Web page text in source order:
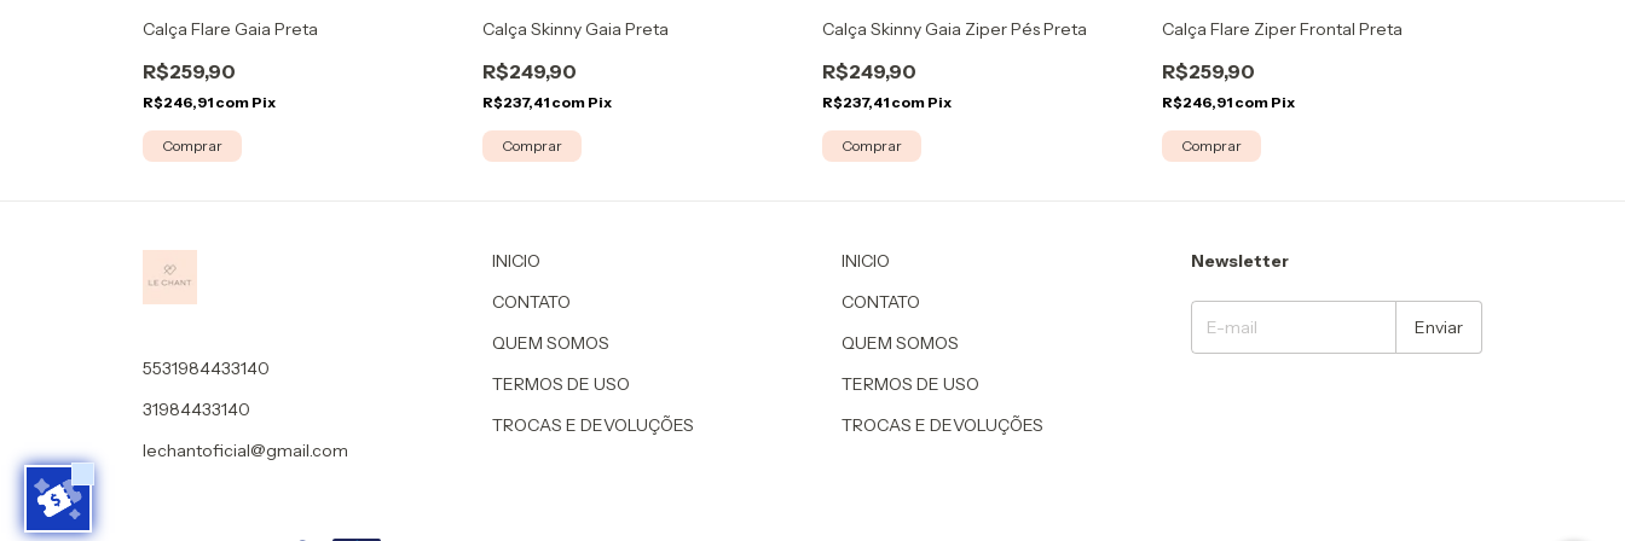
Calça Flare Gaia Preta
R$259,90
R$246,91 com Pix
Comprar
Calça Skinny Gaia Preta
R$249,90
R$237,41 com Pix
Comprar
Calça Skinny Gaia Ziper Pés Preta
R$249,90
R$237,41 com Pix
Comprar
Calça Flare Ziper Frontal Preta
R$259,90
R$246,91 com Pix
Comprar
5531984433140
31984433140
lechantoficial@gmail.com
INICIO
CONTATO
QUEM SOMOS
TERMOS DE USO
TROCAS E DEVOLUÇÕES
INICIO
CONTATO
QUEM SOMOS
TERMOS DE USO
TROCAS E DEVOLUÇÕES
Newsletter